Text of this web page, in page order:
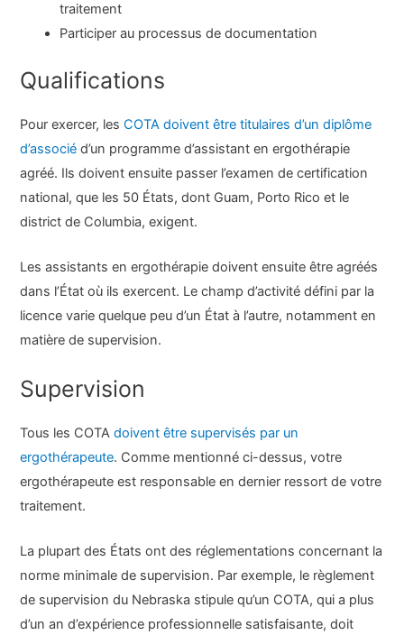
traitement
Participer au processus de documentation
Qualifications
Pour exercer, lesCOTA doivent être titulaires d’un diplôme
d’associé d’un programme d’assistant en ergothérapie
agréé. Ils doivent ensuite passer l’examen de certification
national, que les 50 États, dont Guam, Porto Rico et le
district de Columbia, exigent.
Les assistants en ergothérapie doivent ensuite être agréés
dans l’État où ils exercent. Le champ d’activité défini par la
licence varie quelque peu d’un État à l’autre, notamment en
matière de supervision.
Supervision
Tous les COTAdoivent être supervisés par un
ergothérapeute. Comme mentionné ci-dessus, votre
ergothérapeute est responsable en dernier ressort de votre
traitement.
La plupart des États ont des réglementations concernant la
norme minimale de supervision. Par exemple, le règlement
de supervision du Nebraska stipule qu’un COTA, qui a plus
d’un an d’expérience professionnelle satisfaisante, doit